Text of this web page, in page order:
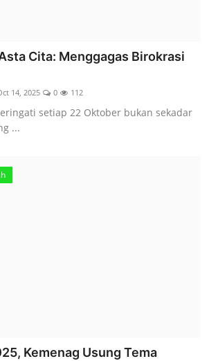
Cita: Menggagas Birokrasi
14, 2025 0 112
setiap 22 Oktober bukan sekadar
...
Kemenag Usung Tema